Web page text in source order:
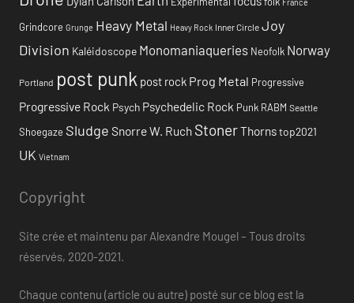
France
Grindcore Grunge Heavy Metal Heavy Rock Inner Circle Joy
Division Kaléidoscope Monomaniaqueries Neofolk Norway
Portland post punk post rock Prog Metal Progressive
Progressive Rock Psych Psychedelic Rock Punk RABM Seattle
Shoegaze Sludge Snorre W. Ruch StonerThornstop2021
UK Vietnam
Copyright
Site crée et maintenu par Alexandre Mougel – Tous droits
réservés, 2020-2021.
Chaque contenu (article ou autre) posté sur ce blog est la